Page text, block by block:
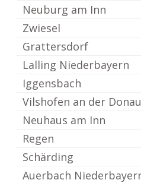
Neuburg am Inn
Zwiesel
Grattersdorf
Lalling Niederbayern
Iggensbach
Vilshofen an der Donau
Neuhaus am Inn
Regen
Schärding
Auerbach